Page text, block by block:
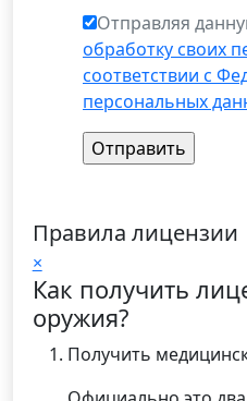
Отправляя
обработку своих
соответствии с
персональных
Правила лицензии
×
Как получить
оружия?
Получить